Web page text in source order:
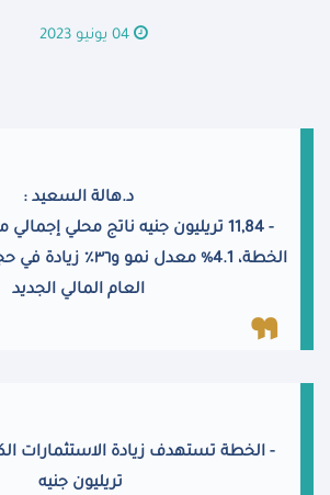
04 يونيو 2023
د.هالة السعيد :
- 11,84 تريليون جنيه ناتج محلي
الخطة، 4.1% معدل نمو
العام المالي الجديد
تريليون جنيه